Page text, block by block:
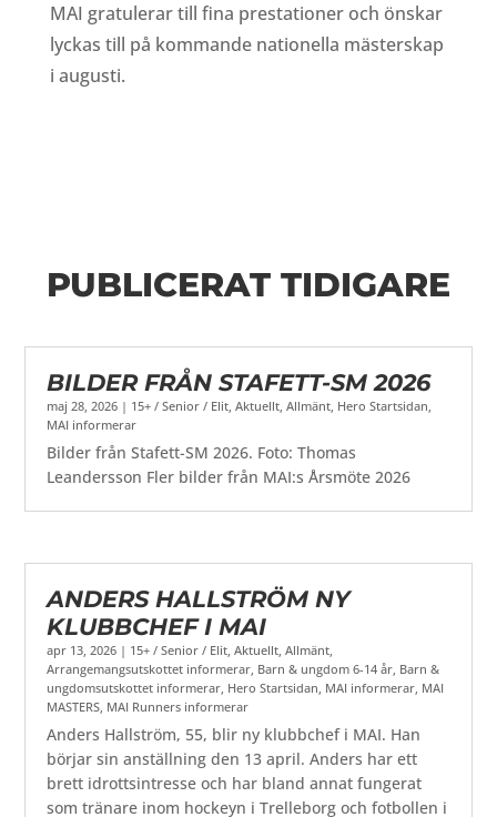
MAI gratulerar till fina prestationer och önskar
lyckas till på kommande nationella mästerskap
i augusti.
PUBLICERAT TIDIGARE
BILDER FRÅN STAFETT-SM 2026
maj 28, 2026 | 15+ / Senior / Elit,Aktuellt,Allmänt, Hero Startsidan,
MAI informerar
Bilder från Stafett-SM 2026. Foto: Thomas
Leandersson Fler bilder från MAI:s Årsmöte 2026
ANDERS HALLSTRÖM NY
KLUBBCHEF I MAI
apr 13, 2026 | 15+ / Senior / Elit,Aktuellt,Allmänt,
Arrangemangsutskottet informerar, Barn & ungdom 6-14 år, Barn &
ungdomsutskottet informerar, Hero Startsidan, MAI informerar, MAI
MASTERS, MAI Runners informerar
Anders Hallström, 55, blir ny klubbchef i MAI. Han
börjar sin anställning den 13 april. Anders har ett
brett idrottsintresse och har bland annat fungerat
som tränare inom hockeyn i Trelleborg och fotbollen i